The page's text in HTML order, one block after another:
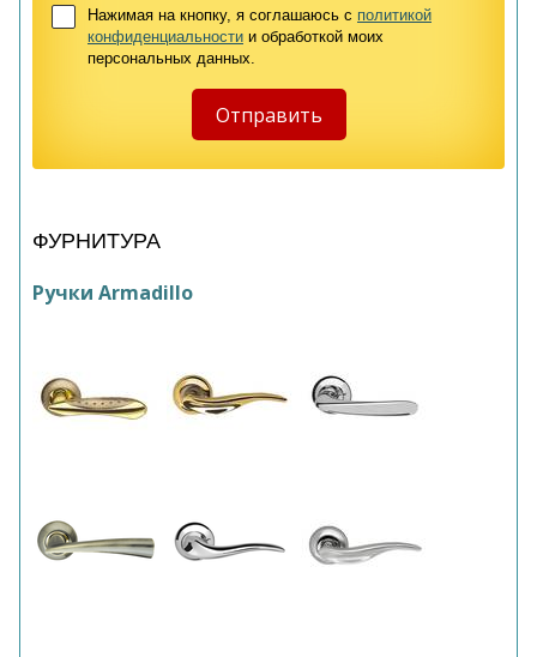
Нажимая на кнопку, я соглашаюсь с политикой
конфиденциальности и обработкой моих
персональных данных.
ФУРНИТУРА
Ручки Armadillo